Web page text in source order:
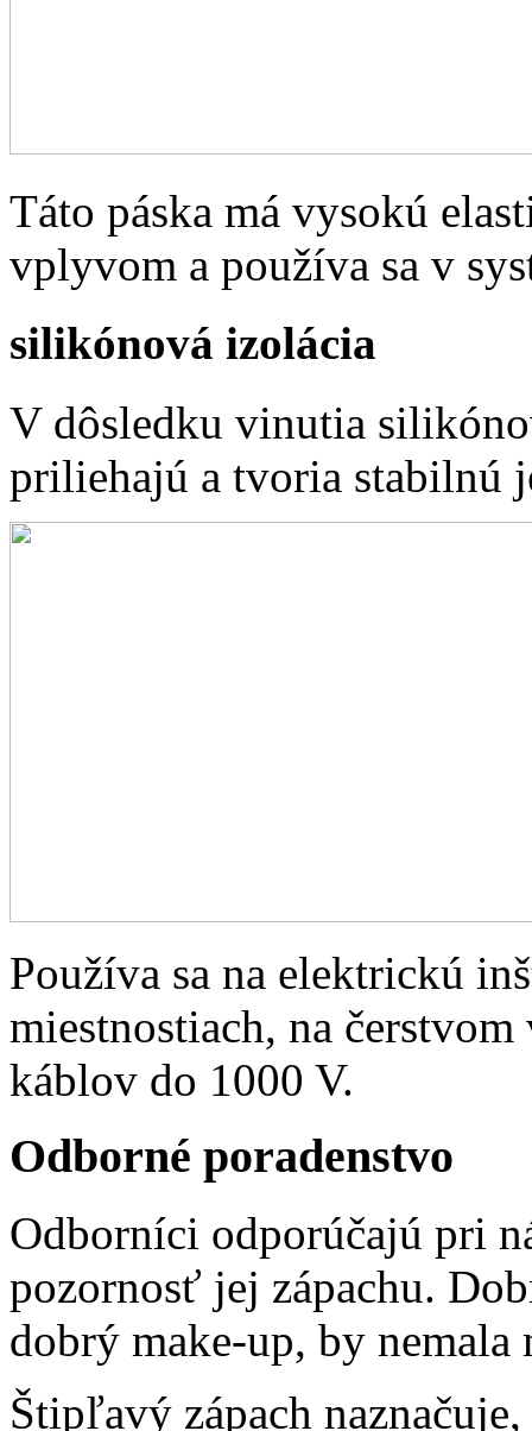
Táto páska má vysokú
vplyvom a používa sa v
silikónová izolácia
V dôsledku vinutia
priliehajú a tvoria stabilnú
Používa sa na elektrickú
miestnostiach, na
káblov do 1000 V.
Odborné poradenstvo
Odborníci odporúčajú pri
pozornosť jej zápachu.
dobrý make-up, by
Štipľavý zápach